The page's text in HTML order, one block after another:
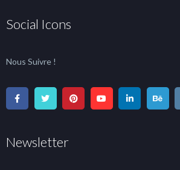
Social Icons
Nous Suivre !
Newsletter